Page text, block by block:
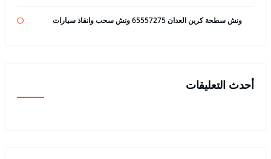
ونش سطحة كرين العدان 65557275 ونش سحب وانقاذ سيارات
أحدث التعليقات